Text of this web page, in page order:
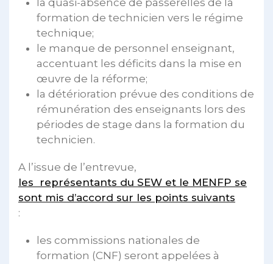
la quasi-absence de passerelles de la
formation de technicien vers le régime
technique;
le manque de personnel enseignant,
accentuant les déficits dans la mise en
œuvre de la réforme;
la détérioration prévue des conditions de
rémunération des enseignants lors des
périodes de stage dans la formation du
technicien.
A l’issue de l’entrevue,
les représentants du SEW et le MENFP se
sont mis d’accord sur les points suivants
:
les commissions nationales de
formation (CNF) seront appelées à